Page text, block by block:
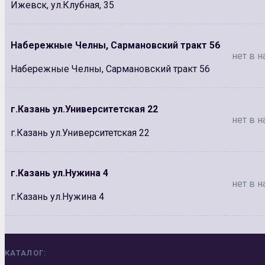
Ижевск, ул.Клубная, 35
Набережные Челны, Сармановский тракт 56
Набережные Челны, Сармановский тракт 56
нет в
г.Казань ул.Университетская 22
г.Казань ул.Университетская 22
нет в
г.Казань ул.Нужина 4
г.Казань ул.Нужина 4
нет в
КАТАЛОГ: